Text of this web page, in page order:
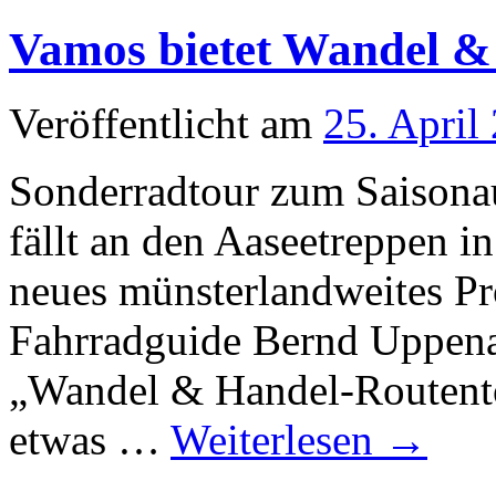
Vamos bietet Wandel
Veröffentlicht am 25. April
Sonderradtour zum
fällt an den Aaseetreppen
neues münsterlandweites
Fahrradguide Bernd
„Wandel & Handel-
etwas … Weiterlesen →